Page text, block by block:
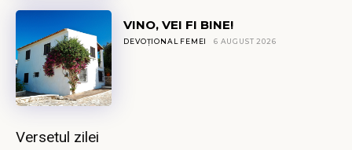
VINO, VEI FI BINE!
DEVOȚIONAL FEMEI 6 AUGUST 2026
Versetul zilei